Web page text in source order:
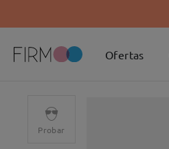
Ofertas
Probar